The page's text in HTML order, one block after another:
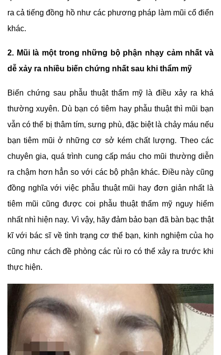
ra cả tiếng đồng hồ như các phương pháp làm mũi cổ điển
khác.
2. Mũi là một trong những bộ phận nhạy cảm nhất và
dễ xảy ra nhiều biến chứng nhất sau khi thẩm mỹ
Biến chứng sau phẫu thuật thẩm mỹ là điều xảy ra khá
thường xuyên. Dù bạn có tiêm hay phẫu thuật thì mũi bạn
vẫn có thể bị thâm tím, sưng phù, đặc biệt là chảy máu nếu
bạn tiêm mũi ở những cơ sở kém chất lượng. Theo các
chuyên gia, quá trình cung cấp máu cho mũi thường diễn
ra chậm hơn hẳn so với các bộ phận khác. Điều này cũng
đồng nghĩa với việc phẫu thuật mũi hay đơn giản nhất là
tiêm mũi cũng được coi phẫu thuật thẩm mỹ nguy hiểm
nhất nhì hiện nay. Vì vậy, hãy đảm bảo bạn đã bàn bạc thật
kĩ với bác sĩ về tình trạng cơ thể bạn, kinh nghiệm của họ
cũng như cách đề phòng các rủi ro có thể xảy ra trước khi
thực hiện.